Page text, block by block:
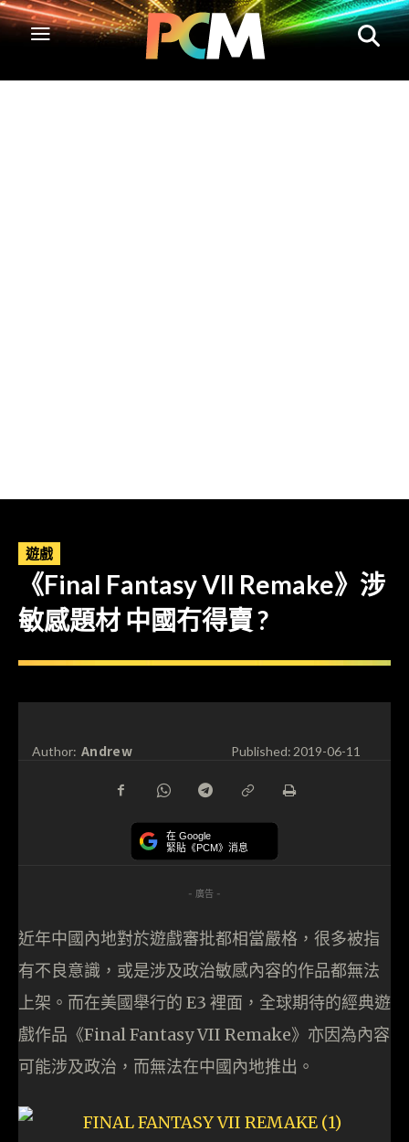
遊戲
《Final Fantasy VII Remake》涉
敏感題材 中國冇得賣 ?
Author: Andrew Published:2019-06-11
在 Google
緊貼《PCM》消息
- 廣告 -
近年中國內地對於遊戲審批都相當嚴格，很多被指
有不良意識，或是涉及政治敏感內容的作品都無法
上架。而在美國舉行的 E3 裡面，全球期待的經典遊
戲作品《Final Fantasy VII Remake》亦因為內容
可能涉及政治，而無法在中國內地推出。